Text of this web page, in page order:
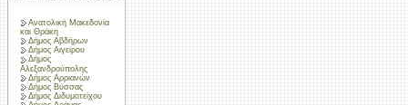
Ανατολική Μακεδονία
και Θράκη
Δήμος Αβδήρων
Δήμος Αιγείρου
Δήμος
Αλεξανδρούπολης
Δήμος Αρριανών
Δήμος Βύσσας
Δήμος Διδυμοτείχου